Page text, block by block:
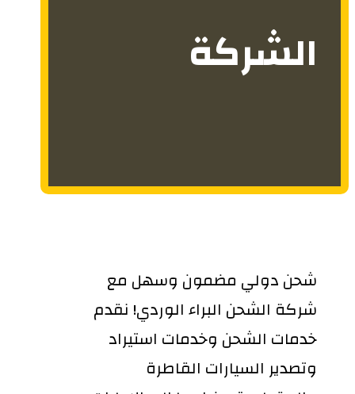
الشركة
شحن دولي مضمون وسهل مع
شركة الشحن البراء الوردي! نقدم
خدمات الشحن وخدمات استيراد
وتصدير السيارات القاطرة